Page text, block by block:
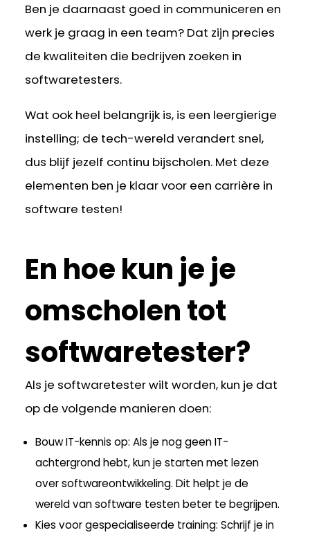
Ben je daarnaast goed in communiceren en
werk je graag in een team? Dat zijn precies
de kwaliteiten die bedrijven zoeken in
softwaretesters.
Wat ook heel belangrijk is, is een leergierige
instelling; de tech-wereld verandert snel,
dus blijf jezelf continu bijscholen. Met deze
elementen ben je klaar voor een carrière in
software testen!
En hoe kun je je
omscholen tot
softwaretester?
Als je softwaretester wilt worden, kun je dat
op de volgende manieren doen:
Bouw IT-kennis op: Als je nog geen IT-
achtergrond hebt, kun je starten met lezen
over softwareontwikkeling. Dit helpt je de
wereld van software testen beter te begrijpen.
Kies voor gespecialiseerde training: Schrijf je in